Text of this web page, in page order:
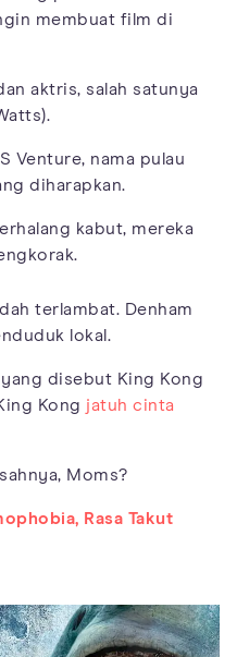
membuat film di
aktris, salah satunya
Venture, nama pulau
diharapkan.
kabut, mereka
terlambat. Denham
lokal.
yang disebut King Kong
Kong jatuh cinta
Moms?
Rasa Takut